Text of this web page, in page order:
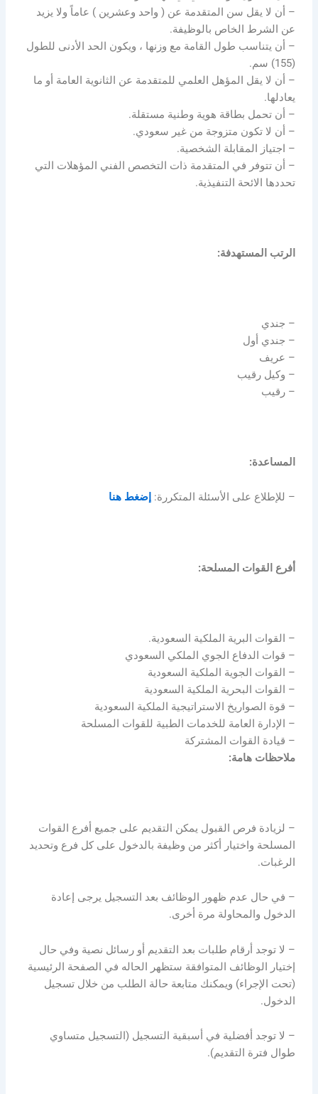
– أن لا يقل سن المتقدمة عن ( واحد وعشرين ) عاماً ولا يزيد
عن الشرط الخاص بالوظيفة.
– أن يتناسب طول القامة مع وزنها ، ويكون الحد الأدنى للطول
(155) سم.
– أن لا يقل المؤهل العلمي للمتقدمة عن الثانوية العامة أو ما
يعادلها.
– أن تحمل بطاقة هوية وطنية مستقلة.
– أن لا تكون متزوجة من غير سعودي.
– اجتياز المقابلة الشخصية.
– أن تتوفر في المتقدمة ذات التخصص الفني المؤهلات التي
تحددها الائحة التنفيذية.
الرتب المستهدفة:
– جندي
– جندي أول
– عريف
– وكيل رقيب
– رقيب
المساعدة:
– للإطلاع على الأسئلة المتكررة:إضغط هنا
أفرع القوات المسلحة:
– القوات البرية الملكية السعودية.
– قوات الدفاع الجوي الملكي السعودي
– القوات الجوية الملكية السعودية
– القوات البحرية الملكية السعودية
– قوة الصواريخ الاستراتيجية الملكية السعودية
– الإدارة العامة للخدمات الطبية للقوات المسلحة
– قيادة القوات المشتركة
ملاحظات هامة:
– لزيادة فرص القبول يمكن التقديم على جميع أفرع القوات
المسلحة واختيار أكثر من وظيفة بالدخول على كل فرع وتحديد
الرغبات.
– في حال عدم ظهور الوظائف بعد التسجيل يرجى إعادة
الدخول والمحاولة مرة أخرى.
– لا توجد أرقام طلبات بعد التقديم أو رسائل نصية وفي حال
إختيار الوظائف المتوافقة ستظهر الحاله في الصفحة الرئيسية
(تحت الإجراء) ويمكنك متابعة حالة الطلب من خلال تسجيل
الدخول.
– لا توجد أفضلية في أسبقية التسجيل (التسجيل متساوي
طوال فترة التقديم).